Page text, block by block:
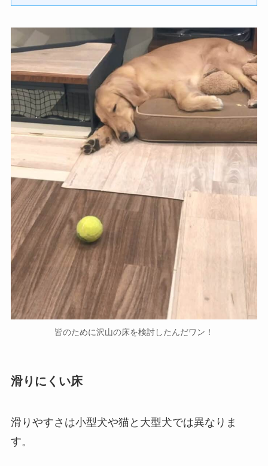
皆のために沢山の床を検討したんだワン！
滑りにくい床
滑りやすさは小型犬や猫と大型犬では異なりま
す。